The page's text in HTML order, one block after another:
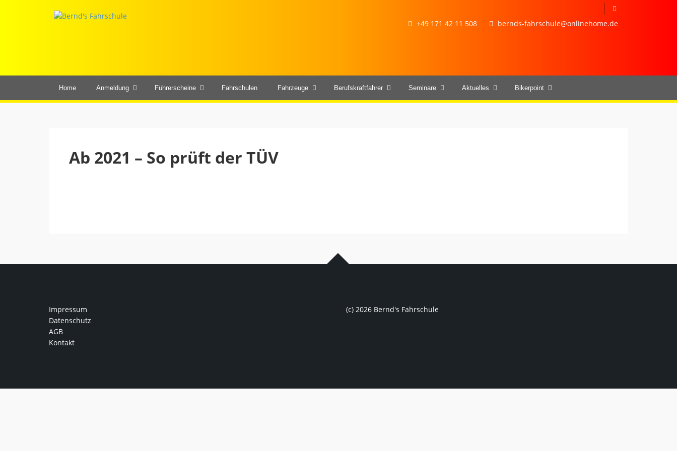
+49 171 42 11 508 bernds-fahrschule@onlinehome.de
Home Anmeldung Führerscheine Fahrschulen Fahrzeuge Berufskraftfahrer Seminare Aktuelles Bikerpoint
Ab 2021 – So prüft der TÜV
Impressum
Datenschutz
AGB
Kontakt
(c) 2026 Bernd's Fahrschule